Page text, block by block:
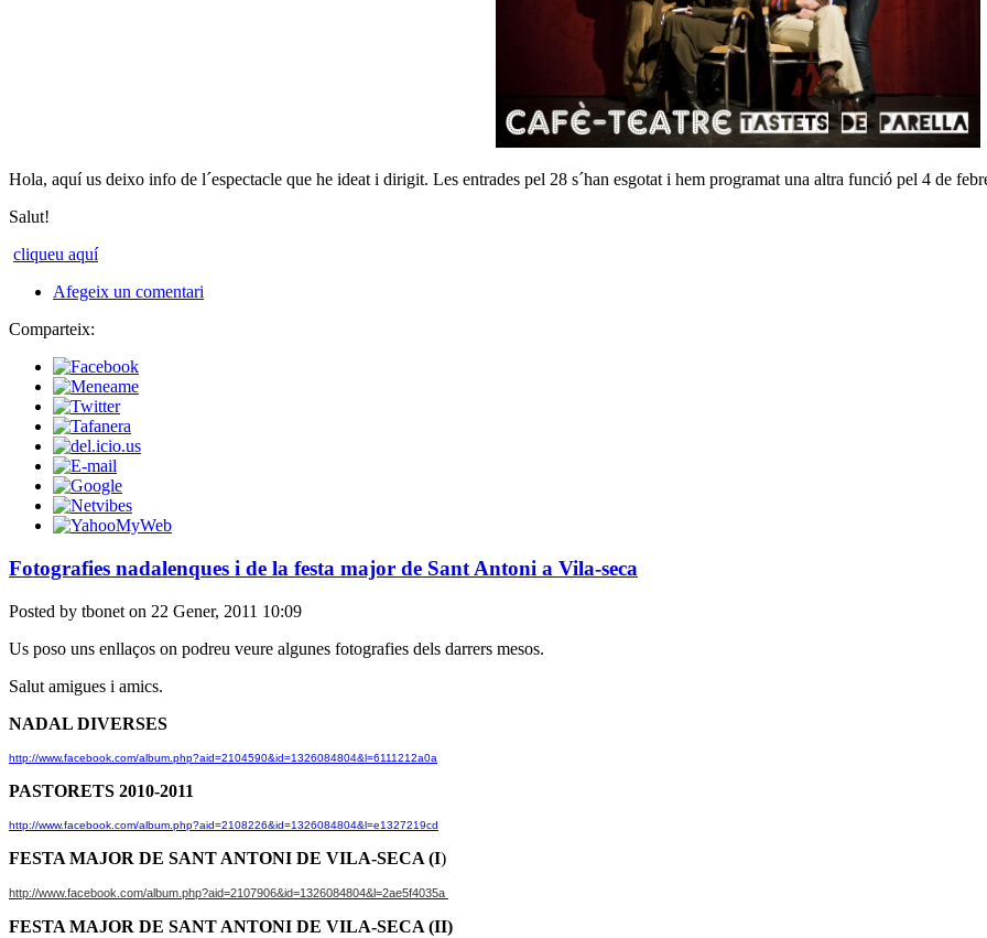
Hola, aquí us deixo info de l´espectacle que he ideat i dirigit. Les entrades pel 28 s´han esgotat i hem programat una altra funció pel 4 de
Salut!
cliqueu aquí
Afegeix un comentari
Comparteix:
Fotografies nadalenques i de la festa major de Sant Antoni a Vila-seca
Posted by tbonet on 22 Gener, 2011 10:09
Us poso uns enllaços on podreu veure algunes fotografies dels darrers mesos.
Salut amigues i amics.
NADAL DIVERSES
http://www.facebook.com/album.php?aid=2104590&id=1326084804&l=6111212a0a
PASTORETS 2010-2011
http://www.facebook.com/album.php?aid=2108226&id=1326084804&l=e1327219cd
FESTA MAJOR DE SANT ANTONI DE VILA-SECA (I)
http://www.facebook.com/album.php?aid=2107906&id=1326084804&l=2ae5f4035a
FESTA MAJOR DE SANT ANTONI DE VILA-SECA (II)